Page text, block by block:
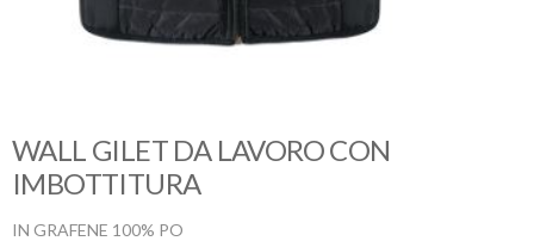
WALL GILET DA LAVORO CON
IMBOTTITURA
IN GRAFENE 100% PO